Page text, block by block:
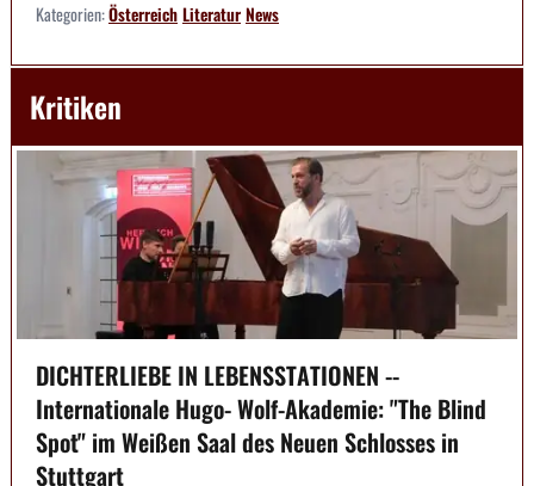
Kategorien:ÖsterreichLiteraturNews
Kritiken
DICHTERLIEBE IN LEBENSSTATIONEN --
Internationale Hugo- Wolf-Akademie: "The Blind
Spot" im Weißen Saal des Neuen Schlosses in
Stuttgart